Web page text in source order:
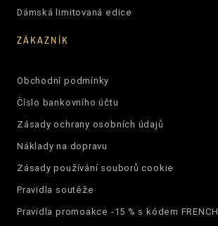
Dámská limitovaná edice
ZÁKAZNÍK
Obchodní podmínky
Číslo bankovního účtu
Zásady ochrany osobních údajů
Náklady na dopravu
Zásady používání souborů cookie
Pravidla soutěže
Pravidla promoakce -15 % s kódem FRENCH